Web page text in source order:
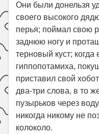
Они были донельзя
своего высокого
перья; поймал свою
заднюю ногу и
терновый куст; когда
гиппопотамиха,
приставил свой
два-три слова, в то
пузырьков через
никогда никому не
колоколо.